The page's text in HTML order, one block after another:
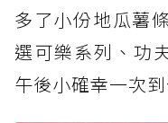
多了小份地瓜薯
選可樂系列、功
午後小確幸一次到